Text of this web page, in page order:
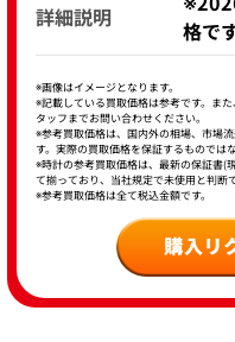
詳細説明
格で
※画像はイメージとなります。
※記載している買取価格は参考です。ま
タッフまでお問い合わせください。
※参考買取価格は、国内外の相場、市場
す。実際の買取価格を保証するものでは
※時計の参考買取価格は、最新の保証書(
て揃っており、当社規定で未使用と判断
※参考買取価格は全て税込金額です。